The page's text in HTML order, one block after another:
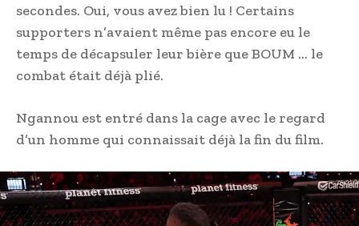
secondes. Oui, vous avez bien lu ! Certains
supporters n’avaient même pas encore eu le
temps de décapsuler leur bière que BOUM … le
combat était déjà plié.
Ngannou est entré dans la cage avec le regard
d’un homme qui connaissait déjà la fin du film.